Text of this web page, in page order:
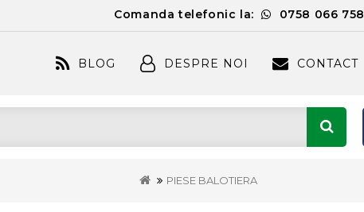
Comanda telefonic la: 0758 066 758
BLOG DESPRE NOI CONTACT
PIESE BALOTIERA